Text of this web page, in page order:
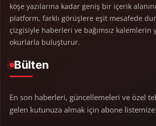
köşe yazılarına kadar geniş bir içerik
platform, farklı görüşlere eşit mesafede
çizgisiyle haberleri ve bağımsız kalemlerin
okurlarla buluşturur.
Bülten
En son haberleri, güncellemeleri ve özel
gelen kutunuza almak için abone listemize